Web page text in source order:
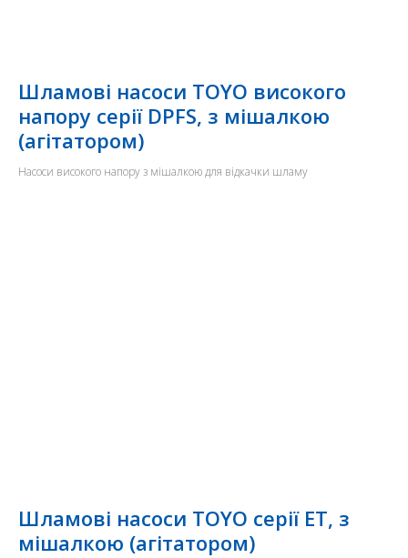
Шламові насоси TOYO високого
напору серії DPFS, з мішалкою
(агітатором)
Насоси високого напору з мішалкою для відкачки шламу
Шламові насоси TOYO серії ET, з
мішалкою (агітатором)